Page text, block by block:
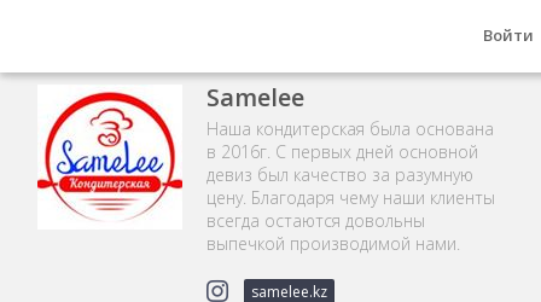
Войти
Samelee
Наша кондитерская была основана
в 2016г. С первых дней основной
девиз был качество за разумную
цену. Благодаря чему наши клиенты
всегда остаются довольны
выпечкой производимой нами.
samelee.kz